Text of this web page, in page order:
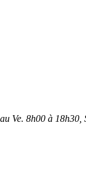
Ve. 8h00 à 18h30,